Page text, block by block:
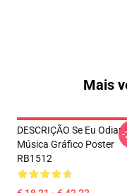
Mais
DESCRIÇÃO Se Eu Odiar
Música Gráfico Poster
RB1512
-